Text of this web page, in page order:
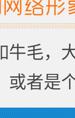
牛毛，
或者是